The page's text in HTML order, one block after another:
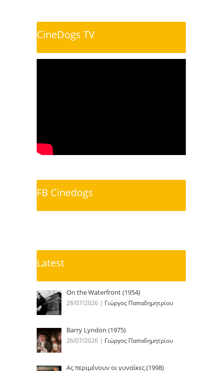
CineDogs TV
FB Cinedogs
Latest
On the Waterfront (1954)
28/07/2026 | Γιώργος Παπαδημητρίου
Barry Lyndon (1975)
26/07/2026 | Γιώργος Παπαδημητρίου
Ας περιμένουν οι γυναίκες (1998)